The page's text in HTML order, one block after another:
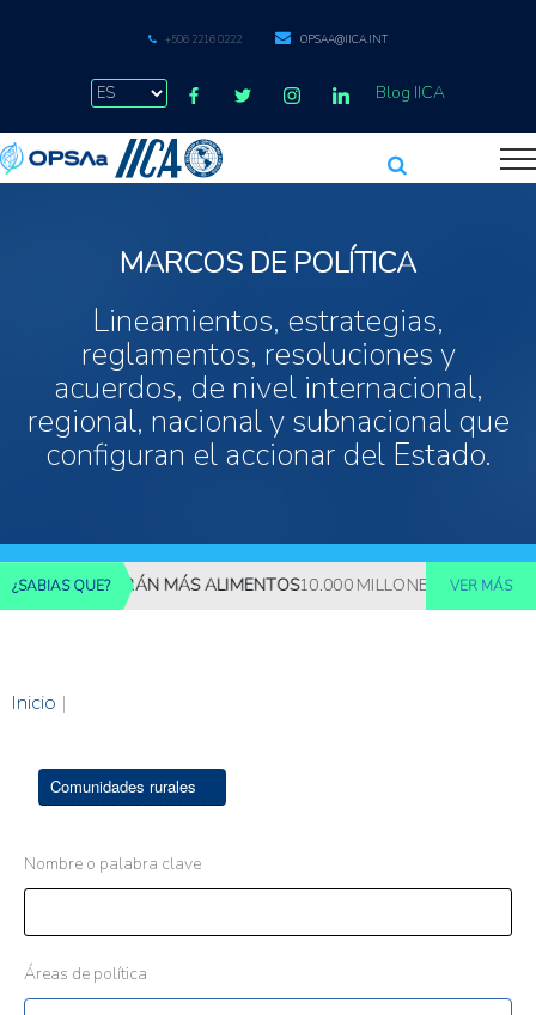
+506 2216 0222 OPSAA@IICA.INT
Blog IICA
MARCOS DE POLÍTICA
Lineamientos, estrategias,
reglamentos, resoluciones y
acuerdos, de nivel internacional,
regional, nacional y subnacional que
configuran el accionar del Estado.
¿SABIAS QUE?
REQUERIRÁN MÁS ALIMENTOS10.000 MILLONES DE PERSONAS
VER MÁS
Inicio |
Comunidades rurales
Nombre o palabra clave
Áreas de política